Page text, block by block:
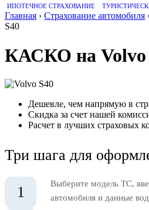
ИПОТЕЧНОЕ СТРАХОВАНИЕ
Главная › Страхование автомобиля
S40
КАСКО на Volvo
Дешевле, чем напрямую в
Скидка за счет нашей
Расчет в лучших страховых
Три шага для
1
Выберите модель ТС,
автомобиля и данные